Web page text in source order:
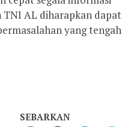
AL diharapkan dapat
yang tengah
SEBARKAN